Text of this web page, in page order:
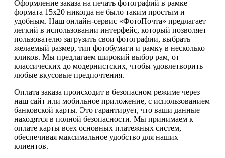
Оформление заказа на печать фотографий в рамке
формата 15х20 никогда не было таким простым и
удобным. Наш онлайн-сервис «ФотоПочта» предлагает
легкий в использовании интерфейс, который позволяет
пользователю загрузить свои фотографии, выбрать
желаемый размер, тип фотобумаги и рамку в несколько
кликов. Мы предлагаем широкий выбор рам, от
классических до модернистских, чтобы удовлетворить
любые вкусовые предпочтения.
Оплата заказа происходит в безопасном режиме через
наш сайт или мобильное приложение, с использованием
банковской карты. Это гарантирует, что ваши данные
находятся в полной безопасности. Мы принимаем к
оплате карты всех основных платежных систем,
обеспечивая максимальное удобство для наших
клиентов.